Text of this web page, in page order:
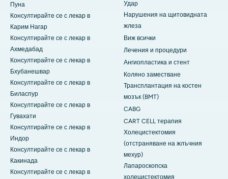
Пуна
Консултирайте се с лекар в
Карим Нагар
Консултирайте се с лекар в
Ахмедабад
Консултирайте се с лекар в
Бхубанешвар
Консултирайте се с лекар в
Биласпур
Консултирайте се с лекар в
Гувахати
Консултирайте се с лекар в
Индор
Консултирайте се с лекар в
Какинада
Консултирайте се с лекар в
Удар
Нарушения на щитовидната
жлеза
Виж всички
Лечения и процедури
Ангиопластика и стент
Коляно заместване
Трансплантация на костен
мозък (BMT)
CABG
CART CELL терапия
Холецистектомия
(отстраняване на жлъчния
мехур)
Лапароскопска
холецистектомия